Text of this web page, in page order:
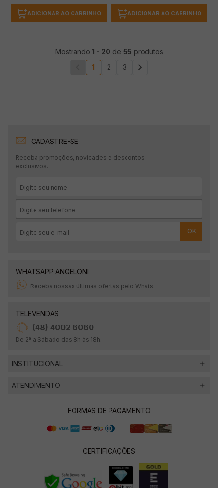
ADICIONAR AO CARRINHO ADICIONAR AO CARRINHO
Mostrando 1 - 20 de 55 produtos
1
2 3
CADASTRE-SE
Receba promoções, novidades e descontos
exclusivos.
OK
WHATSAPP ANGELONI
Receba nossas últimas ofertas pelo Whats.
TELEVENDAS
(48) 4002 6060
De 2ª a Sábado das 8h às 18h.
INSTITUCIONAL
ATENDIMENTO
FORMAS DE PAGAMENTO
CERTIFICAÇÕES